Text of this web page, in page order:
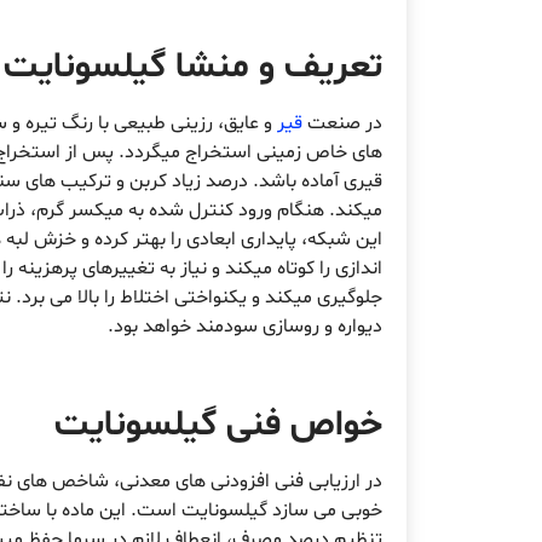
تعریف و منشا گیلسونایت
در صنعتقیر و عایق، رزینی طبیعی با رنگ تیره
های خاص زمینی استخراج میگردد. پس از
قیری آماده باشد. درصد زیاد کربن و ترکیب های
میکند. هنگام ورود کنترل شده به میکسر گرم،
این شبکه، پایداری ابعادی را بهتر کرده و خزش
اندازی را کوتاه میکند و نیاز به تغییرهای
جلوگیری میکند و یکنواختی اختلاط را بالا می برد.
دیواره و روسازی سودمند خواهد بود.
خواص فنی گیلسونایت
در ارزیابی فنی افزودنی های معدنی، شاخص های
خوبی می سازد گیلسونایت است. این ماده با